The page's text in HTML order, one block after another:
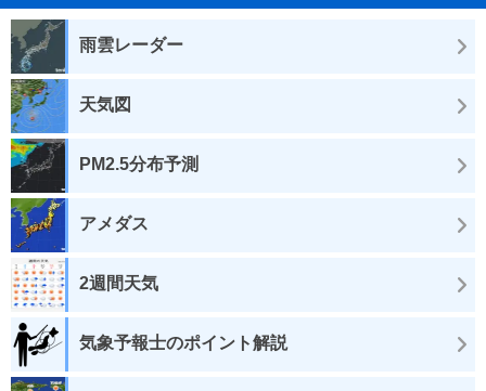
雨雲レーダー
天気図
PM2.5分布予測
アメダス
2週間天気
気象予報士のポイント解説